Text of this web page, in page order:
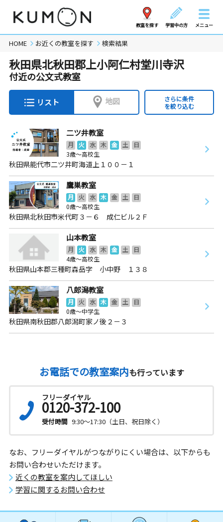
教室を探す 学習中の方 メニュー
HOME お近くの教室を探す 検索結果
秋田県北秋田郡上小阿仁村堂川寺沢
付近の公文式教室
リスト 地図
さらに条件
を絞り込む
二ツ井教室
月 火 水 木 金 土
日
3歳～高校生
秋田県能代市二ツ井町海道上１００－１
鷹巣教室
月 火 水 木 金 土
日
0歳～高校生
秋田県北秋田市米代町３－６ 成仁ビル２Ｆ
山本教室
月 火 水 木 金 土
日
4歳～高校生
秋田県山本郡三種町森岳字 小中野 １３８
八郎潟教室
月 火 水 木 金 土
日
0歳～中学生
秋田県南秋田郡八郎潟町家ノ後２－３
お電話での教室案内も行っています
フリーダイヤル
0120-372-100
受付時間 9:30～17:30（土日、祝日除く）
なお、フリーダイヤルがつながりにくい場合は、以下からも
お問い合わせいただけます。
近くの教室を案内してほしい
学習に関するお問い合わせ